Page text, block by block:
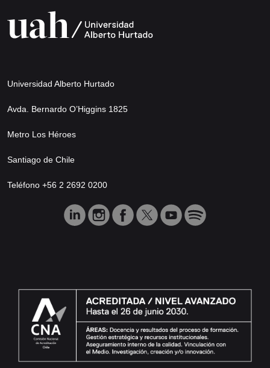
Universidad Alberto Hurtado
Avda. Bernardo O’Higgins 1825
Metro Los Héroes
Santiago de Chile
Teléfono +56 2 2692 0200